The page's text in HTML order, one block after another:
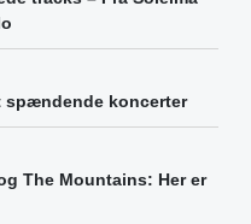
spændende koncerter
The Mountains: Her er